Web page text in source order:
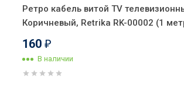
Ретро кабель витой TV
Коричневый, Retrika RK-00002 (1
160 ₽
В наличии